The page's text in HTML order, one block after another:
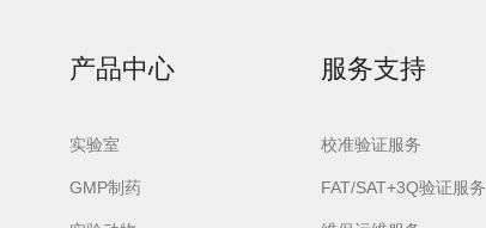
产品中心
实验室
GMP制药
服务支持
校准验证服务
FAT/SAT+3Q验证服务